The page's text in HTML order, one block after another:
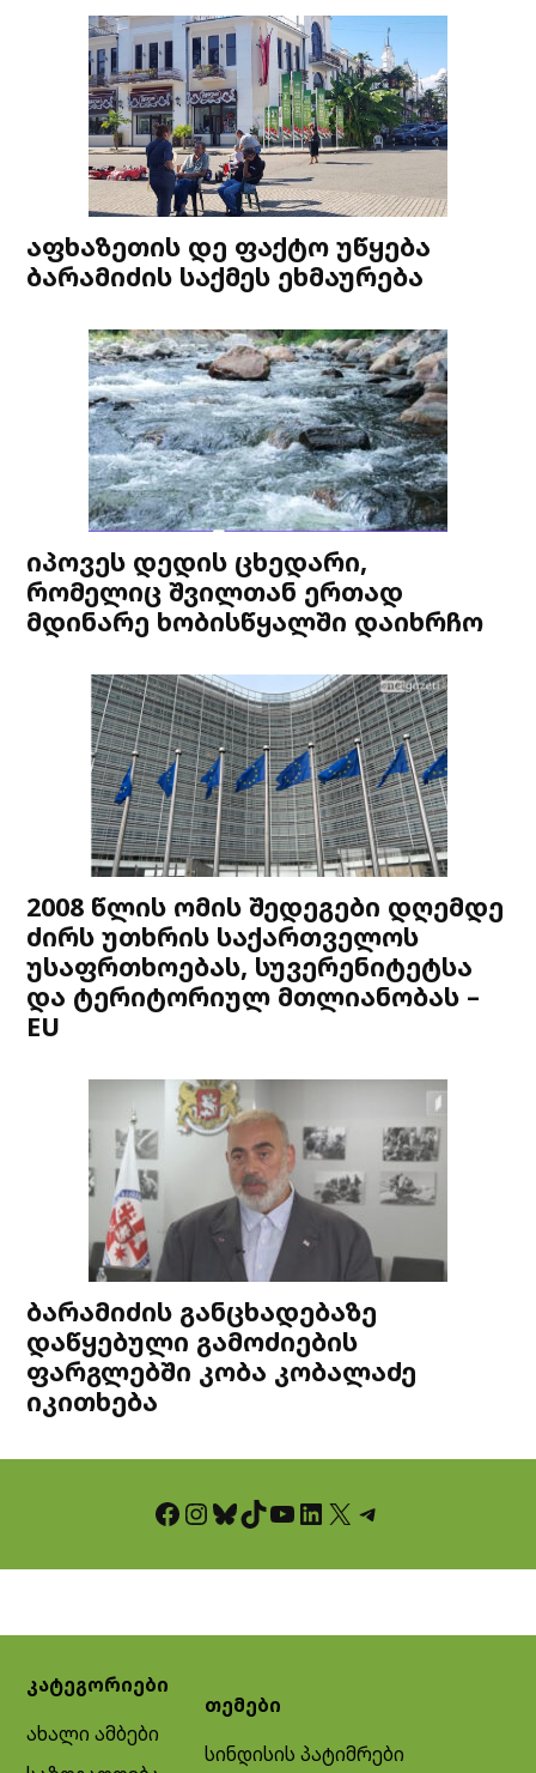
აფხაზეთის დე ფაქტო უწყება
ბარამიძის საქმეს ეხმაურება
იპოვეს დედის ცხედარი,
რომელიც შვილთან ერთად
მდინარე ხობისწყალში დაიხრჩო
2008 წლის ომის შედეგები დღემდე
ძირს უთხრის საქართველოს
უსაფრთხოებას, სუვერენიტეტსა
და ტერიტორიულ მთლიანობას –
EU
ბარამიძის განცხადებაზე
დაწყებული გამოძიების
ფარგლებში კობა კობალაძე
იკითხება
Facebook InstagramBluesky TikTok YouTube LinkedIn X Telegram
კატეგორიები
ახალი ამბები
თემები
სინდისის პატიმრები